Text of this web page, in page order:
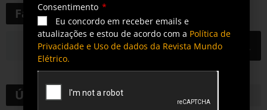
Faça uma pesquisa
Últimas notícias
Consentimento
Eu concordo em receber emails e
atualizações e estou de acordo com a Política de
Privacidade e Uso de dados da Revista Mundo
Elétrico.